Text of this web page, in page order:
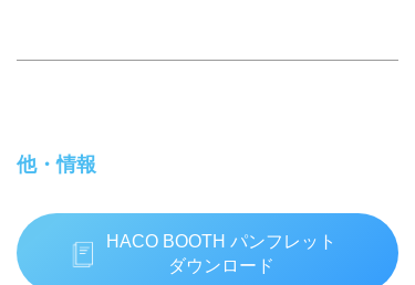
他・情報
HACO BOOTH パンフレット
ダウンロード